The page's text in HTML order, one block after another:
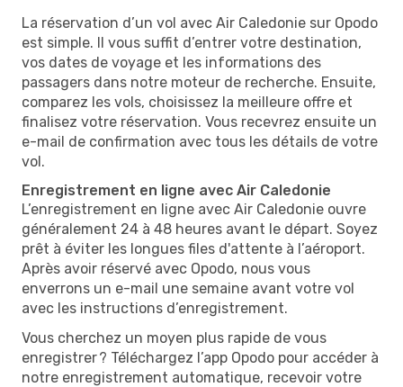
La réservation d’un vol avec Air Caledonie sur Opodo
est simple. Il vous suffit d’entrer votre destination,
vos dates de voyage et les informations des
passagers dans notre moteur de recherche. Ensuite,
comparez les vols, choisissez la meilleure offre et
finalisez votre réservation. Vous recevrez ensuite un
e-mail de confirmation avec tous les détails de votre
vol.
Enregistrement en ligne avec Air Caledonie
L’enregistrement en ligne avec Air Caledonie ouvre
généralement 24 à 48 heures avant le départ. Soyez
prêt à éviter les longues files d'attente à l’aéroport.
Après avoir réservé avec Opodo, nous vous
enverrons un e-mail une semaine avant votre vol
avec les instructions d’enregistrement.
Vous cherchez un moyen plus rapide de vous
enregistrer ? Téléchargez l’app Opodo pour accéder à
notre enregistrement automatique, recevoir votre